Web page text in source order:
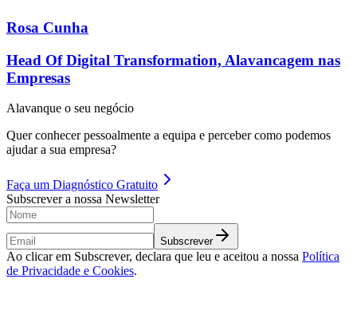
Rosa Cunha
Head Of Digital Transformation, Alavancagem nas
Empresas
Alavanque o seu negócio
Quer conhecer pessoalmente a equipa e perceber como podemos
ajudar a sua empresa?
Faça um Diagnóstico Gratuito
Subscrever a nossa Newsletter
Subscrever
Ao clicar em Subscrever, declara que leu e aceitou a nossa Política
de Privacidade e Cookies.